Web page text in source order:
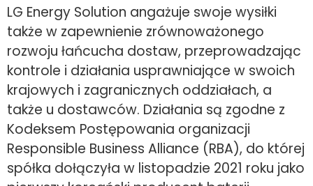
LG Energy Solution angażuje swoje wysiłki
także w zapewnienie zrównoważonego
rozwoju łańcucha dostaw, przeprowadzając
kontrole i działania usprawniające w swoich
krajowych i zagranicznych oddziałach, a
także u dostawców. Działania są zgodne z
Kodeksem Postępowania organizacji
Responsible Business Alliance (RBA), do której
spółka dołączyła w listopadzie 2021 roku jako